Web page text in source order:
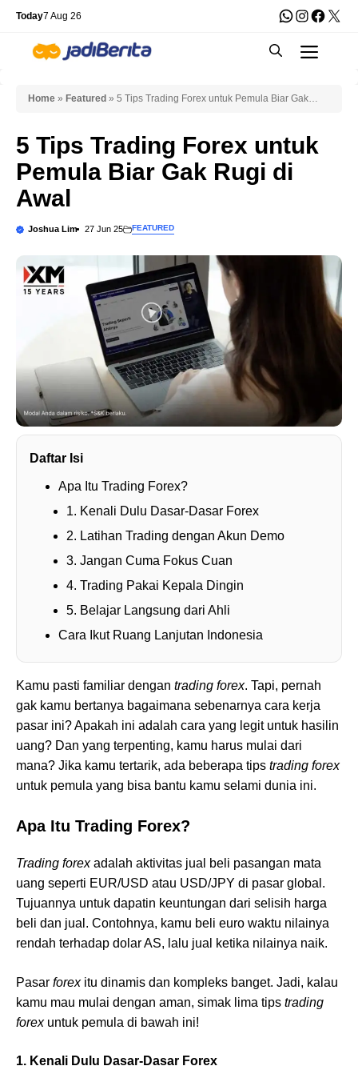
Skip
content
Today7 Aug 26 WhatsApp
X
Home » Featured » 5 Tips Trading Forex untuk Pemula Biar Gak
5 Tips Trading Forex untuk
Pemula Biar Gak Rugi di
Awal
Joshua Lim 27 Jun 25 FEATURED
Daftar Isi
Apa Itu Trading Forex?
1. Kenali Dulu Dasar-Dasar Forex
2. Latihan Trading dengan Akun Demo
3. Jangan Cuma Fokus Cuan
4. Trading Pakai Kepala Dingin
5. Belajar Langsung dari Ahli
Cara Ikut Ruang Lanjutan Indonesia
Kamu pasti familiar dengan trading forex. Tapi, pernah
gak kamu bertanya bagaimana sebenarnya cara kerja
pasar ini? Apakah ini adalah cara yang legit untuk hasilin
uang? Dan yang terpenting, kamu harus mulai dari
mana? Jika kamu tertarik, ada beberapa tips trading forex
untuk pemula yang bisa bantu kamu selami dunia ini.
Apa Itu Trading Forex?
Trading forexadalah aktivitas jual beli pasangan mata
uang seperti EUR/USD atau USD/JPY di pasar global.
Tujuannya untuk dapatin keuntungan dari selisih harga
beli dan jual. Contohnya, kamu beli euro waktu nilainya
rendah terhadap dolar AS, lalu jual ketika nilainya naik.
Pasar forexitu dinamis dan kompleks banget. Jadi, kalau
kamu mau mulai dengan aman, simak lima tips trading
forexuntuk pemula di bawah ini!
1. Kenali Dulu Dasar-Dasar Forex